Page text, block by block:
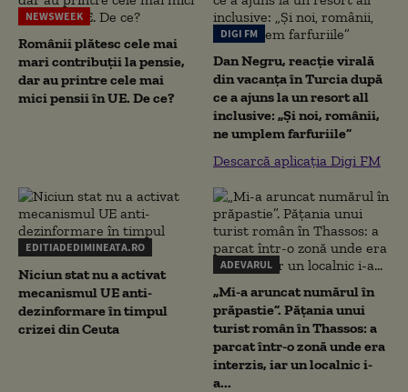
NEWSWEEK
Românii plătesc cele mai
mari contribuții la pensie,
dar au printre cele mai
mici pensii în UE. De ce?
DIGI FM
Dan Negru, reacție virală
din vacanța în Turcia după
ce a ajuns la un resort all
inclusive: „Și noi, românii,
ne umplem farfuriile”
Descarcă aplicația Digi FM
EDITIADEDIMINEATA.RO
Niciun stat nu a activat
mecanismul UE anti-
dezinformare în timpul
crizei din Ceuta
ADEVARUL
„Mi-a aruncat numărul în
prăpastie”. Pățania unui
turist român în Thassos: a
parcat într-o zonă unde era
interzis, iar un localnic i-
a...